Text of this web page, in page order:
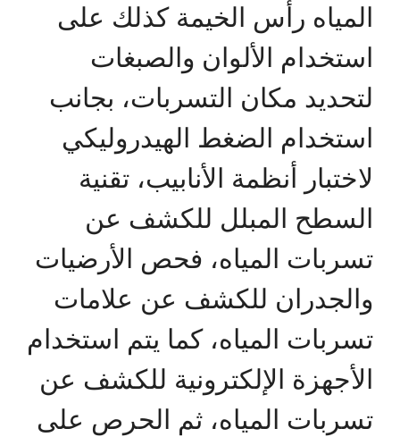
المياه رأس الخيمة كذلك على
استخدام الألوان والصبغات
لتحديد مكان التسربات، بجانب
استخدام الضغط الهيدروليكي
لاختبار أنظمة الأنابيب، تقنية
السطح المبلل للكشف عن
تسربات المياه، فحص الأرضيات
والجدران للكشف عن علامات
تسربات المياه، كما يتم استخدام
الأجهزة الإلكترونية للكشف عن
تسربات المياه، ثم الحرص على